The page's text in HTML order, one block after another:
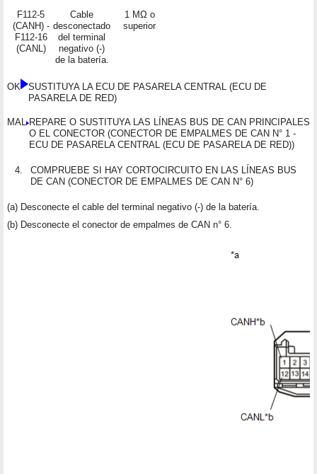
F112-5
(CANH) -
F112-16
(CANL)
Cable
desconectado
del terminal
negativo (-)
de la batería.
1 MΩ o
superior
OK
SUSTITUYA LA ECU DE PASARELA CENTRAL (ECU DE
PASARELA DE RED)
MAL REPARE O SUSTITUYA LAS LÍNEAS BUS DE CAN PRINCIPALES
O EL CONECTOR (CONECTOR DE EMPALMES DE CAN N° 1 -
ECU DE PASARELA CENTRAL (ECU DE PASARELA DE RED))
4.
COMPRUEBE SI HAY CORTOCIRCUITO EN LAS LÍNEAS BUS
DE CAN (CONECTOR DE EMPALMES DE CAN N° 6)
(a) Desconecte el cable del terminal negativo (-) de la batería.
(b) Desconecte el conector de empalmes de CAN n° 6.